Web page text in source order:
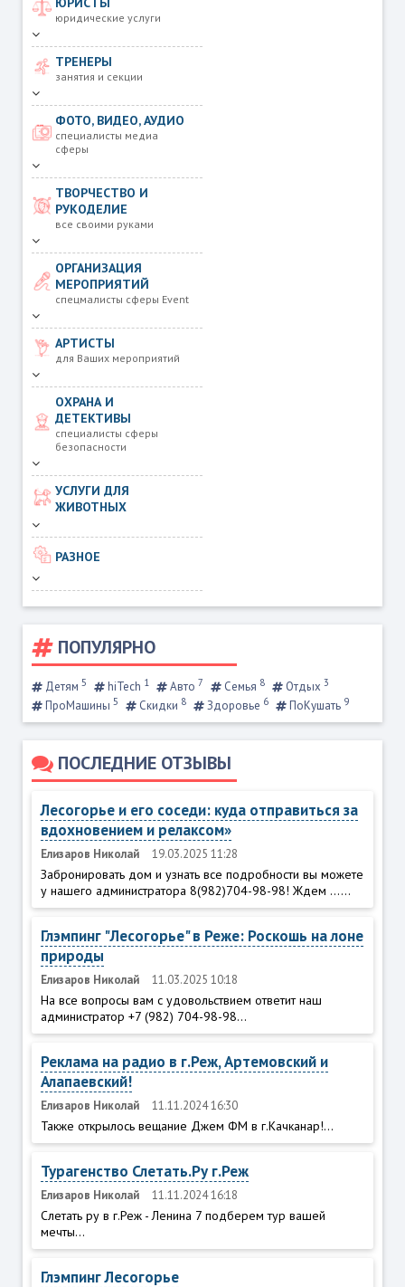
юридические услуги
ТРЕНЕРЫ
занятия и секции
ФОТО, ВИДЕО, АУДИО
специалисты медиа
сферы
ТВОРЧЕСТВО И
РУКОДЕЛИЕ
все своими руками
ОРГАНИЗАЦИЯ
МЕРОПРИЯТИЙ
спецмалисты сферы Event
АРТИСТЫ
для Ваших мероприятий
ОХРАНА И
ДЕТЕКТИВЫ
специалисты сферы
безопасности
УСЛУГИ ДЛЯ
ЖИВОТНЫХ
РАЗНОЕ
ПОПУЛЯРНО
Детям 5 hiTech 1 Авто 7 Семья 8 Отдых 3
ПроМашины 5 Скидки 8 Здоровье 6 ПоКушать 9
ПОСЛЕДНИЕ ОТЗЫВЫ
Лесогорье и его соседи: куда отправиться за
вдохновением и релаксом»
Елизаров Николай 19.03.2025 11:28
Забронировать дом и узнать все подробности вы можете
у нашего администратора 8(982)704-98-98! Ждем ......
Глэмпинг "Лесогорье" в Реже: Роскошь на лоне
природы
Елизаров Николай 11.03.2025 10:18
На все вопросы вам с удовольствием ответит наш
администратор +7 (982) 704-98-98...
Реклама на радио в г.Реж, Артемовский и
Алапаевский!
Елизаров Николай 11.11.2024 16:30
Также открылось вещание Джем ФМ в г.Качканар!...
Турагенство Слетать.Ру г.Реж
Елизаров Николай 11.11.2024 16:18
Слетать ру в г.Реж - Ленина 7 подберем тур вашей
мечты...
Глэмпинг Лесогорье